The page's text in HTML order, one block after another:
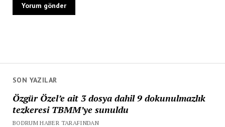
SON YAZILAR
Özgür Özel’e ait 3 dosya dahil 9 dokunulmazlık
tezkeresi TBMM’ye sunuldu
BODRUM HABER TARAFINDAN